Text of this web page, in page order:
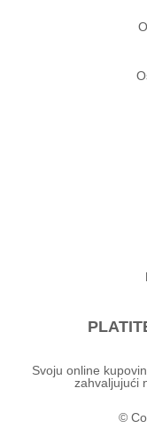
Svoju online
zahvaljujući
©